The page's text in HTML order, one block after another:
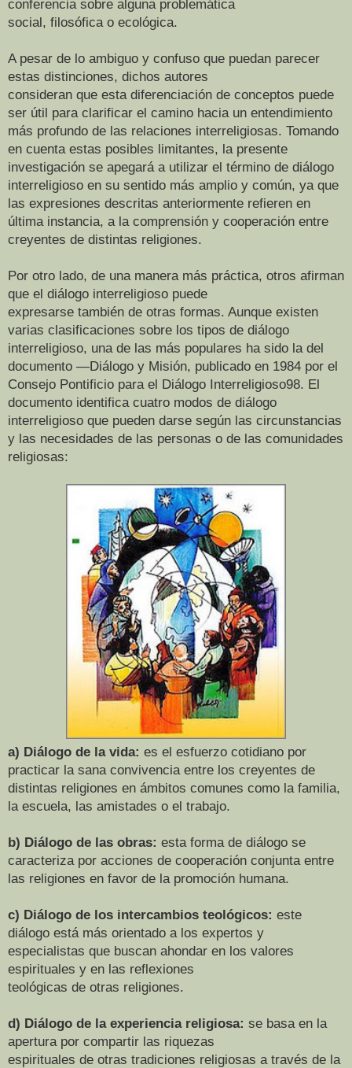
conferencia sobre alguna problemática
social, filosófica o ecológica.
A pesar de lo ambiguo y confuso que puedan parecer
estas distinciones, dichos autores
consideran que esta diferenciación de conceptos puede
ser útil para clarificar el camino hacia un entendimiento
más profundo de las relaciones interreligiosas. Tomando
en cuenta estas posibles limitantes, la presente
investigación se apegará a utilizar el término de diálogo
interreligioso en su sentido más amplio y común, ya que
las expresiones descritas anteriormente refieren en
última instancia, a la comprensión y cooperación entre
creyentes de distintas religiones.
Por otro lado, de una manera más práctica, otros afirman
que el diálogo interreligioso puede
expresarse también de otras formas. Aunque existen
varias clasificaciones sobre los tipos de diálogo
interreligioso, una de las más populares ha sido la del
documento ―Diálogo y Misión, publicado en 1984 por el
Consejo Pontificio para el Diálogo Interreligioso98. El
documento identifica cuatro modos de diálogo
interreligioso que pueden darse según las circunstancias
y las necesidades de las personas o de las comunidades
religiosas:
a) Diálogo de la vida: es el esfuerzo cotidiano por
practicar la sana convivencia entre los creyentes de
distintas religiones en ámbitos comunes como la familia,
la escuela, las amistades o el trabajo.
b) Diálogo de las obras: esta forma de diálogo se
caracteriza por acciones de cooperación conjunta entre
las religiones en favor de la promoción humana.
c) Diálogo de los intercambios teológicos: este
diálogo está más orientado a los expertos y
especialistas que buscan ahondar en los valores
espirituales y en las reflexiones
teológicas de otras religiones.
d) Diálogo de la experiencia religiosa: se basa en la
apertura por compartir las riquezas
espirituales de otras tradiciones religiosas a través de la